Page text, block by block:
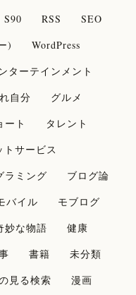
S90 RSS
SEO
)
WordPress
ターテインメント
自分
グルメ
ート
タレント
トサービス
ラミング
ブログ論
バイル
モブログ
妙な物語
健康
書籍
未分類
見る検索
漫画